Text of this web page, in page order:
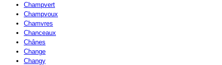
Champvert
Champvoux
Chamvres
Chanceaux
Chânes
Change
Changy